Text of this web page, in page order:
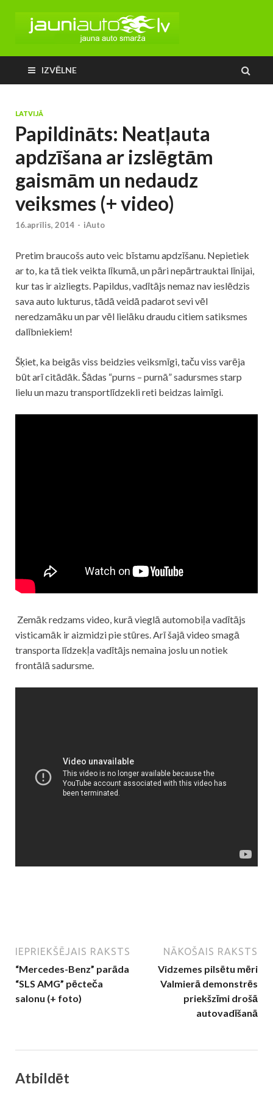
IZVĒLNE
LATVIJĀ
Papildināts: Neatļauta
apdzīšana ar izslēgtām
gaismām un nedaudz
veiksmes (+ video)
16.aprīlis, 2014 - iAuto
Pretim braucošs auto veic bīstamu apdzīšanu. Nepietiek
ar to, ka tā tiek veikta līkumā, un pāri nepārtrauktai līnijai,
kur tas ir aizliegts. Papildus, vadītājs nemaz nav ieslēdzis
sava auto lukturus, tādā veidā padarot sevi vēl
neredzamāku un par vēl lielāku draudu citiem satiksmes
dalībniekiem!
Šķiet, ka beigās viss beidzies veiksmīgi, taču viss varēja
būt arī citādāk. Šādas “purns – purnā” sadursmes starp
lielu un mazu transportlīdzekli reti beidzas laimīgi.
Zemāk redzams video, kurā vieglā automobiļa vadītājs
visticamāk ir aizmidzi pie stūres. Arī šajā video smagā
transporta līdzekļa vadītājs nemaina joslu un notiek
frontālā sadursme.
IEPRIEKŠĒJAIS RAKSTS
“Mercedes-Benz” parāda
“SLS AMG” pēcteča
salonu (+ foto)
NĀKOŠAIS RAKSTS
Vidzemes pilsētu mēri
Valmierā demonstrēs
priekšzīmi drošā
autovadīšanā
Atbildēt